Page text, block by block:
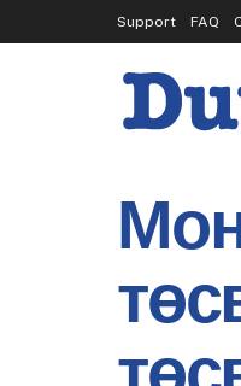
Support FAQ